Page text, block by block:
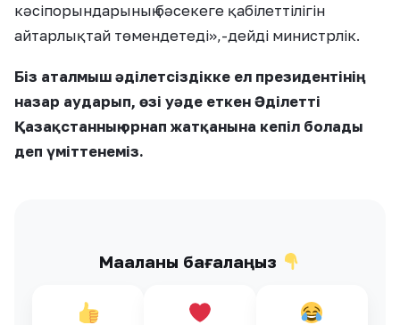
кәсіпорындарының бәсекеге қабілеттілігін
айтарлықтай төмендетеді»,-дейді министрлік.
Біз аталмыш әділетсіздікке ел президентінің
назар аударып, өзі уәде еткен Әділетті
Қазақстанның орнап жатқанына кепіл болады
деп үміттенеміз.
Мақаланы бағалаңыз